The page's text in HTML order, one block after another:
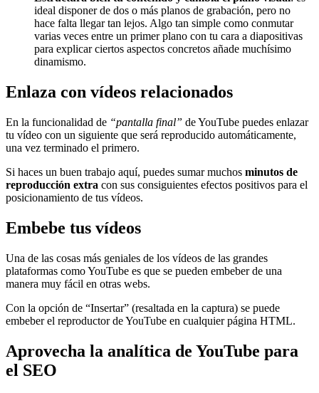
ideal disponer de dos o más planos de grabación, pero no
hace falta llegar tan lejos. Algo tan simple como conmutar
varias veces entre un primer plano con tu cara a diapositivas
para explicar ciertos aspectos concretos añade muchísimo
dinamismo.
Enlaza con vídeos relacionados
En la funcionalidad de “pantalla final” de YouTube puedes enlazar
tu vídeo con un siguiente que será reproducido automáticamente,
una vez terminado el primero.
Si haces un buen trabajo aquí, puedes sumar muchos minutos de
reproducción extra con sus consiguientes efectos positivos para el
posicionamiento de tus vídeos.
Embebe tus vídeos
Una de las cosas más geniales de los vídeos de las grandes
plataformas como YouTube es que se pueden embeber de una
manera muy fácil en otras webs.
Con la opción de “Insertar” (resaltada en la captura) se puede
embeber el reproductor de YouTube en cualquier página HTML.
Aprovecha la analítica de YouTube para
el SEO